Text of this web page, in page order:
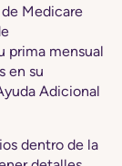
Medicare
prima mensual
en su
Adicional
dentro de la